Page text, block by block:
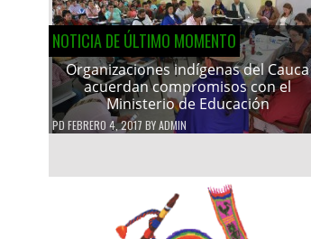
NOTICIA DE ÚLTIMO MOMENTO
Organizaciones indígenas del Cauca
acuerdan compromisos con el
Ministerio de Educación
PD FEBRERO 4, 2017 BYADMIN